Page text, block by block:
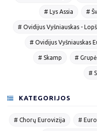
# Lys Assia #
# Ovidijus Vyšniauskas -
# Ovidijus Vyšniauskas
# Skamp #
#
KATEGORIJOS
# Chorų Eurovizija #